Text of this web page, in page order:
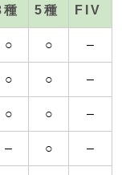
種 5種 FIV
○ ○ –
○ ○ –
○ ○ –
– ○ –